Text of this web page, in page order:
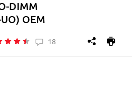
DIMM
OEM
18